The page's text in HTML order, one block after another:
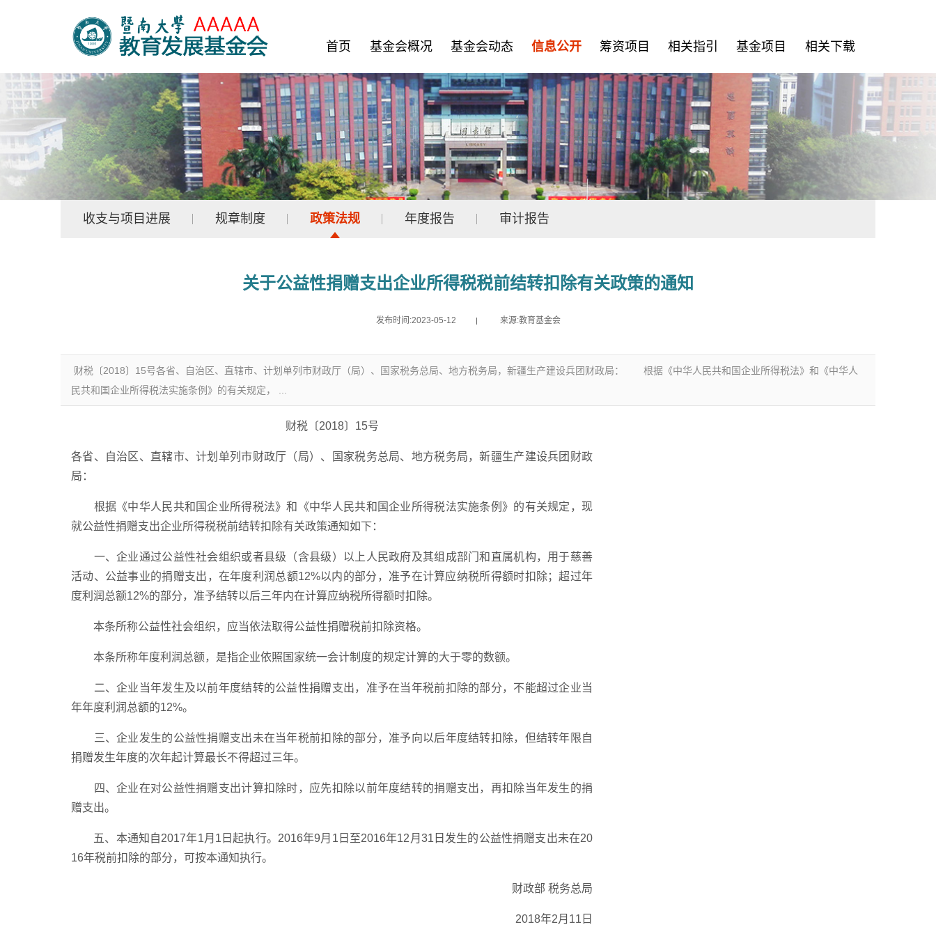
首页 基金会概况 基金会动态 信息公开 筹资项目 相关指引 基金项目 相关下载
收支与项目进展 规章制度 政策法规 年度报告 审计报告
关于公益性捐赠支出企业所得税税前结转扣除有关政策的通知
发布时间:2023-05-12 来源:教育基金会
财税〔2018〕15号各省、自治区、直辖市、计划单列市财政厅（局）、国家税务总局、地方税务局，新疆生产建设兵团财政局： 根据《中华人民共和国企业所得税法》和《中华人
民共和国企业所得税法实施条例》的有关规定， ...
财税〔2018〕15号
各省、自治区、直辖市、计划单列市财政厅（局）、国家税务总局、地方税务局，新疆生产建设兵团财政
局：
根据《中华人民共和国企业所得税法》和《中华人民共和国企业所得税法实施条例》的有关规定，现
就公益性捐赠支出企业所得税税前结转扣除有关政策通知如下：
一、企业通过公益性社会组织或者县级（含县级）以上人民政府及其组成部门和直属机构，用于慈善
活动、公益事业的捐赠支出，在年度利润总额12%以内的部分，准予在计算应纳税所得额时扣除；超过年
度利润总额12%的部分，准予结转以后三年内在计算应纳税所得额时扣除。
本条所称公益性社会组织，应当依法取得公益性捐赠税前扣除资格。
本条所称年度利润总额，是指企业依照国家统一会计制度的规定计算的大于零的数额。
二、企业当年发生及以前年度结转的公益性捐赠支出，准予在当年税前扣除的部分，不能超过企业当
年年度利润总额的12%。
三、企业发生的公益性捐赠支出未在当年税前扣除的部分，准予向以后年度结转扣除，但结转年限自
捐赠发生年度的次年起计算最长不得超过三年。
四、企业在对公益性捐赠支出计算扣除时，应先扣除以前年度结转的捐赠支出，再扣除当年发生的捐
赠支出。
五、本通知自2017年1月1日起执行。2016年9月1日至2016年12月31日发生的公益性捐赠支出未在20
16年税前扣除的部分，可按本通知执行。
财政部 税务总局
2018年2月11日